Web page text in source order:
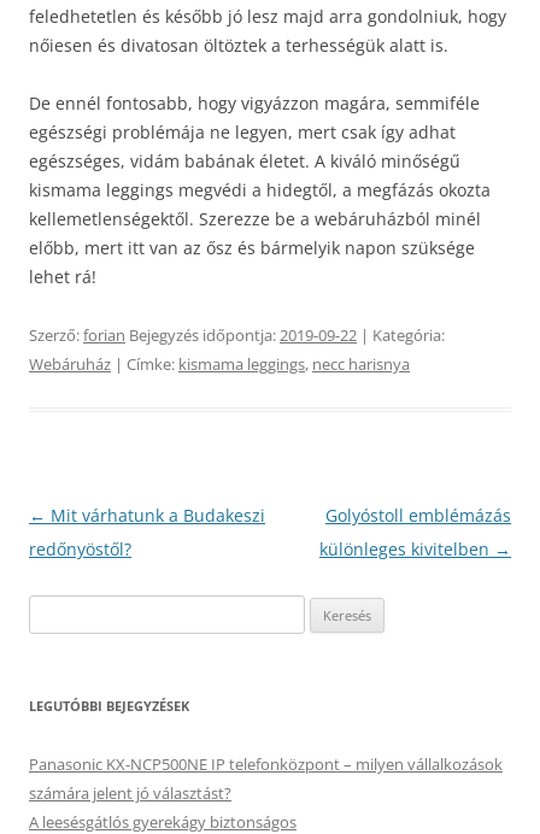
feledhetetlen és később jó lesz majd arra gondolniuk, hogy
nőiesen és divatosan öltöztek a terhességük alatt is.
De ennél fontosabb, hogy vigyázzon magára, semmiféle
egészségi problémája ne legyen, mert csak így adhat
egészséges, vidám babának életet. A kiváló minőségű
kismama leggings megvédi a hidegtől, a megfázás okozta
kellemetlenségektől. Szerezze be a webáruházból minél
előbb, mert itt van az ősz és bármelyik napon szüksége
lehet rá!
Szerző:forian Bejegyzés időpontja:2019-09-22 | Kategória:
Webáruház | Címke: kismama leggings, necc harisnya
Bejegyzés
navigáció
← Mit várhatunk a Budakeszi
redőnyöstől?
Golyóstoll emblémázás
különleges kivitelben →
LEGUTÓBBI BEJEGYZÉSEK
Panasonic KX-NCP500NE IP telefonközpont – milyen vállalkozások
számára jelent jó választást?
A leesésgátlós gyerekágy biztonságos